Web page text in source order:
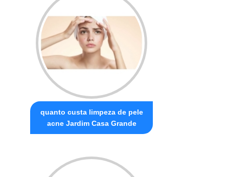
quanto custa limpeza de pele
acne Jardim Casa Grande